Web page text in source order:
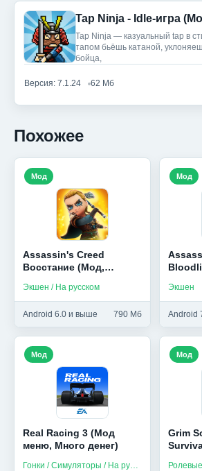
Tap Ninja — казуальный tap в
тапом бьёшь катаной,
бойца,
Версия: 7.1.24 62 Мб
Похожее
Assassin's Creed
Восстание (Мод,
Экшен / На русском
Android 6.0 и выше 790 Мб
Мод
Экшен
Android
Мод
Real Racing 3 (Мод
меню, Много денег)
Гонки / Симуляторы / На русском
Мод
Grim
Мод